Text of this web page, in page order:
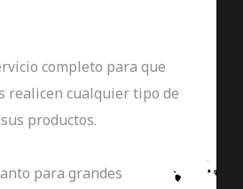
completo para que
realicen cualquier tipo de
productos.
para grandes